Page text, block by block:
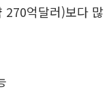
270억달러)보다 많